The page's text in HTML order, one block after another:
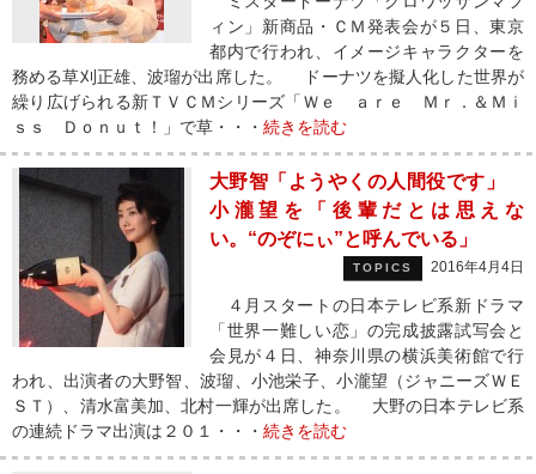
ィン」新商品・ＣＭ発表会が５日、東京
都内で行われ、イメージキャラクターを
務める草刈正雄、波瑠が出席した。 ドーナツを擬人化した世界が
繰り広げられる新ＴＶＣＭシリーズ「Ｗｅ ａｒｅ Ｍｒ．＆Ｍｉ
ｓｓ Ｄｏｎｕｔ！」で草・・・ 続きを読む
大野智「ようやくの人間役です」
小瀧望を「後輩だとは思えな
い。“のぞにぃ”と呼んでいる」
TOPICS 2016年4月4日
４月スタートの日本テレビ系新ドラマ
「世界一難しい恋」の完成披露試写会と
会見が４日、神奈川県の横浜美術館で行
われ、出演者の大野智、波瑠、小池栄子、小瀧望（ジャニーズＷＥ
ＳＴ）、清水富美加、北村一輝が出席した。 大野の日本テレビ系
の連続ドラマ出演は２０１・・・ 続きを読む